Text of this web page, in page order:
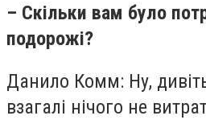
– Скільки вам було
подорожі?
Данило Комм: Ну,
взагалі нічого не